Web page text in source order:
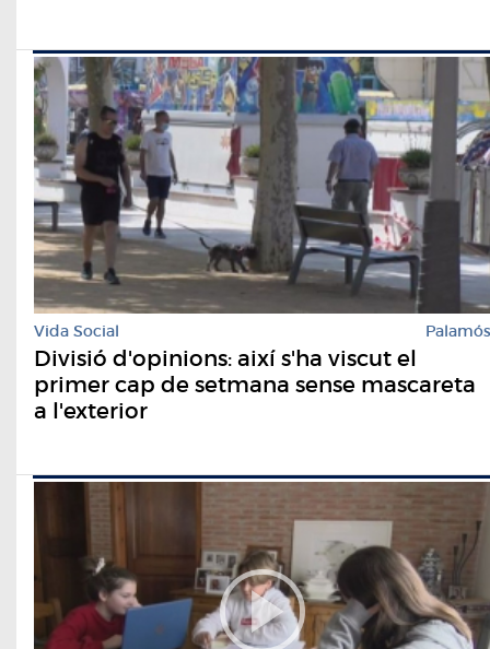
Vida Social Palamós
Divisió d'opinions: així s'ha viscut el
primer cap de setmana sense mascareta
a l'exterior